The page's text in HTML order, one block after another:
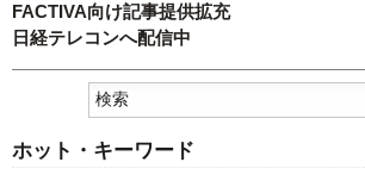
FACTIVA向け記事提供拡充
日経テレコンへ配信中
ホット・キーワード